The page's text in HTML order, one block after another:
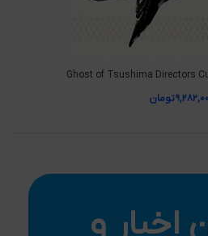
تومان
اخبار و